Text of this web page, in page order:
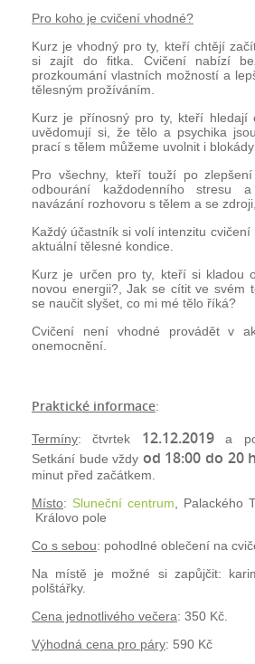
Pro koho je cvičení vhodné?
Kurz je vhodný pro ty, kteří chtějí
si zajít do fitka. Cvičení nabízí
prozkoumání vlastních možností a
tělesným prožíváním.
Kurz je přínosný pro ty, kteří hledají
uvědomují si, že tělo a psychika
prací s tělem můžeme uvolnit i
Pro všechny, kteří touží po
odbourání každodenního stresu
navázání rozhovoru s tělem a se
Každý účastník si volí intenzitu
aktuální tělesné kondice.
Kurz je určen pro ty, kteří si kladou
novou energii?, Jak se cítit ve svém
se naučit slyšet, co mi mé tělo říká?
Cvičení není vhodné provádět v
onemocnění.
Praktické informace:
Termíny: čtvrtek 12.12.2019a
Setkání bude vždy od 18:00 do 20
minut před začátkem.
Místo: Sluneční centrum, Palackého
Královo pole
Co s sebou: pohodlné oblečení na
Na místě je možné si zapůjčit:
polštářky.
Cena jednotlivého večera: 350 Kč.
Výhodná cena pro páry: 590 Kč